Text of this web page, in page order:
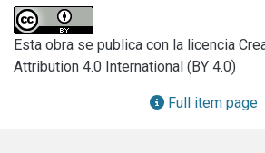
el efecto que estos causan
(biodeterioro). En cuanto al trabajo
en la metodología en campo se
método de muestreo analizando las
de medición, determinan el área
Esta obra se publica con la licencia
Attribution 4.0 International (BY 4.0)
Full item page